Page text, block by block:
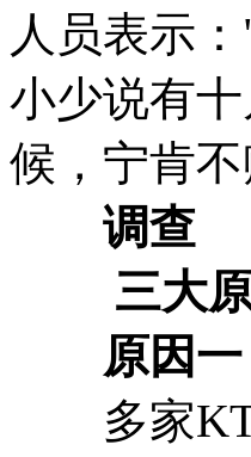
人员表示
小少说有
候，宁肯
调查
三大
原因
多家KTV